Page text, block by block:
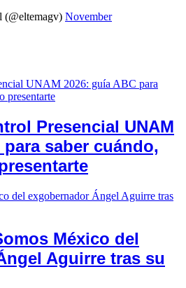
November
Presencial UNAM
saber cuándo,
México del
Aguirre tras su